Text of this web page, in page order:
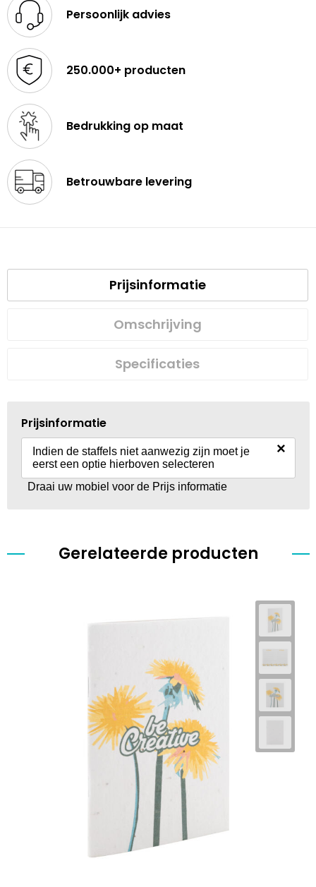
Persoonlijk advies
250.000+ producten
Bedrukking op maat
Betrouwbare levering
Prijsinformatie
Omschrijving
Specificaties
Prijsinformatie
Indien de staffels niet aanwezig zijn moet je
eerst een optie hierboven selecteren
×
Draai uw mobiel voor de Prijs informatie
Gerelateerde producten